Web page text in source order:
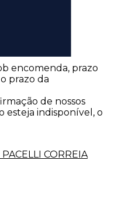
encomenda, prazo
prazo da
de nossos
esteja indisponível, o
CORREIA